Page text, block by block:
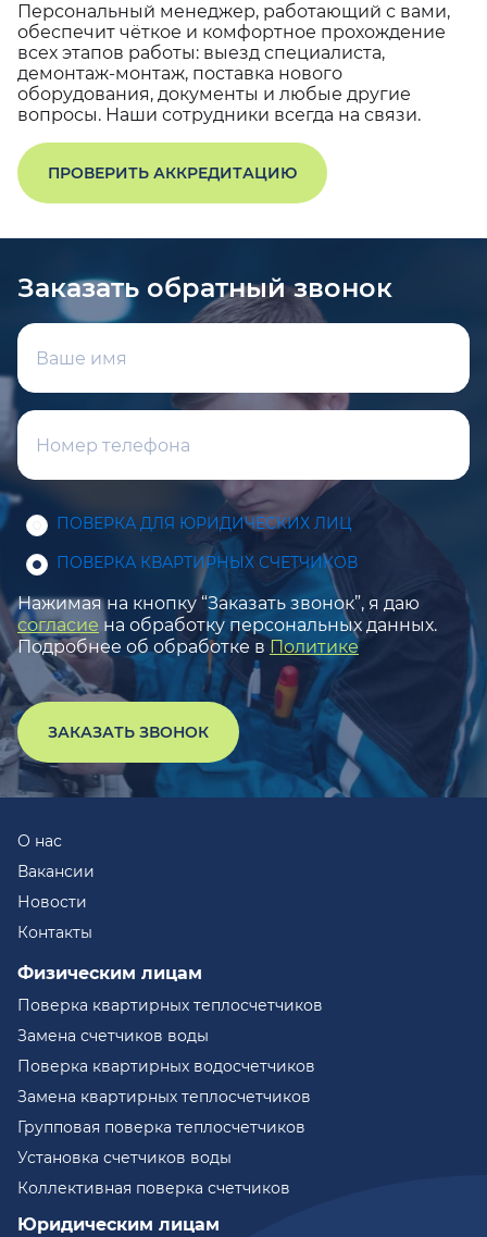
Персональный менеджер, работающий с вами,
обеспечит чёткое и комфортное прохождение
всех этапов работы: выезд специалиста,
демонтаж-монтаж, поставка нового
оборудования, документы и любые другие
вопросы. Наши сотрудники всегда на связи.
ПРОВЕРИТЬ АККРЕДИТАЦИЮ
Заказать обратный звонок
ПОВЕРКА ДЛЯ ЮРИДИЧЕСКИХ ЛИЦ
ПОВЕРКА КВАРТИРНЫХ СЧЕТЧИКОВ
Нажимая на кнопку “Заказать звонок”, я даю
согласие на обработку персональных данных.
Подробнее об обработке в Политике
ЗАКАЗАТЬ ЗВОНОК
О нас
Вакансии
Новости
Контакты
Физическим лицам
Поверка квартирных теплосчетчиков
Замена счетчиков воды
Поверка квартирных водосчетчиков
Замена квартирных теплосчетчиков
Групповая поверка теплосчетчиков
Установка счетчиков воды
Коллективная поверка счетчиков
Юридическим лицам